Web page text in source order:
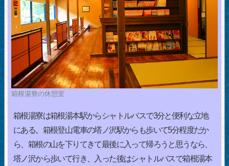
箱根湯寮の休憩室
箱根湯寮は箱根湯本駅からシャトルバスで3分と便利な立地
にある。箱根登山電車の塔ノ沢駅からも歩いて5分程度だか
ら、箱根の山を下りてきて最後に入って帰ろうと思うなら、
塔ノ沢から歩いて行き、入った後はシャトルバスで箱根湯本